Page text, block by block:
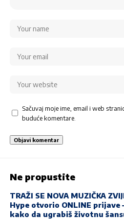
Sačuvaj moje ime, email i web
buduće komentare.
Ne propustite
TRAŽI SE NOVA MUZIČKA
Hype otvorio ONLINE prijave
kako da ugrabiš životnu